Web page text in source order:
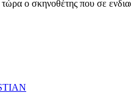
ο σκηνοθέτης που σε